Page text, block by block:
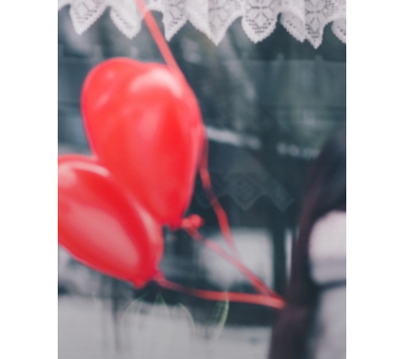
Castilla-La
Toledo
Ciudad Real
Albacete
Cuenca
Guadalajara
Sanidad
Economía
Educación
Cultura